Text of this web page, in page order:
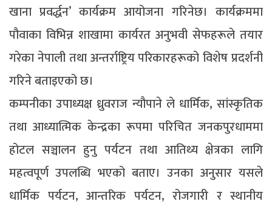
खाना प्रवर्द्धन’ कार्यक्रम आयोजना गरिनेछ। कार्यक्रममा
पौवाका विभिन्न शाखामा कार्यरत अनुभवी सेफहरूले तयार
गरेका नेपाली तथा अन्तर्राष्ट्रिय परिकारहरूको विशेष प्रदर्शनी
गरिने बताइएको छ।
कम्पनीका उपाध्यक्ष ध्रुवराज न्यौपाने ले धार्मिक, सांस्कृतिक
तथा आध्यात्मिक केन्द्रका रूपमा परिचित जनकपुरधाममा
होटल सञ्चालन हुनु पर्यटन तथा आतिथ्य क्षेत्रका लागि
महत्वपूर्ण उपलब्धि भएको बताए। उनका अनुसार यसले
धार्मिक पर्यटन, आन्तरिक पर्यटन, रोजगारी र स्थानीय